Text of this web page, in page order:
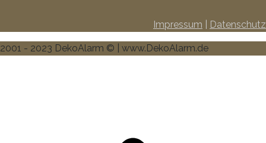
Impressum Datenschutz
2001 - 2023 DekoAlarm © | www.DekoAlarm.de